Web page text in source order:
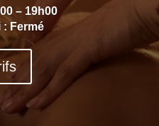
– 19h00
: Fermé